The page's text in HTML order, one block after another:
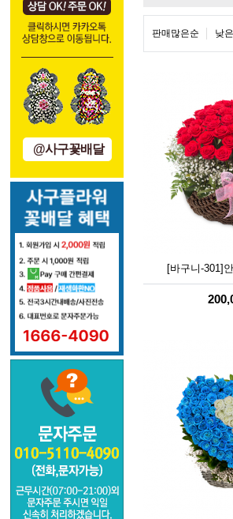
@사구꽃배달
판매많은순 낮
[바구니-301]